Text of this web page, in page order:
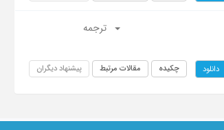
ترجمه
دانلود چکیده مقالات مرتبط پیشنهاد دیگران